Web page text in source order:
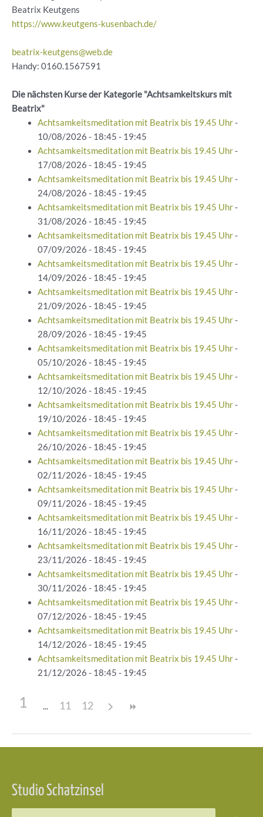
Beatrix Keutgens
https://www.keutgens-kusenbach.de/
beatrix-keutgens@web.de
Handy: 0160.1567591
Die nächsten Kurse der Kategorie "Achtsamkeitskurs mit
Beatrix"
Achtsamkeitsmeditation mit Beatrix bis 19.45 Uhr-
10/08/2026 - 18:45 - 19:45
Achtsamkeitsmeditation mit Beatrix bis 19.45 Uhr-
17/08/2026 - 18:45 - 19:45
Achtsamkeitsmeditation mit Beatrix bis 19.45 Uhr-
24/08/2026 - 18:45 - 19:45
Achtsamkeitsmeditation mit Beatrix bis 19.45 Uhr-
31/08/2026 - 18:45 - 19:45
Achtsamkeitsmeditation mit Beatrix bis 19.45 Uhr-
07/09/2026 - 18:45 - 19:45
Achtsamkeitsmeditation mit Beatrix bis 19.45 Uhr-
14/09/2026 - 18:45 - 19:45
Achtsamkeitsmeditation mit Beatrix bis 19.45 Uhr-
21/09/2026 - 18:45 - 19:45
Achtsamkeitsmeditation mit Beatrix bis 19.45 Uhr-
28/09/2026 - 18:45 - 19:45
Achtsamkeitsmeditation mit Beatrix bis 19.45 Uhr-
05/10/2026 - 18:45 - 19:45
Achtsamkeitsmeditation mit Beatrix bis 19.45 Uhr-
12/10/2026 - 18:45 - 19:45
Achtsamkeitsmeditation mit Beatrix bis 19.45 Uhr-
19/10/2026 - 18:45 - 19:45
Achtsamkeitsmeditation mit Beatrix bis 19.45 Uhr-
26/10/2026 - 18:45 - 19:45
Achtsamkeitsmeditation mit Beatrix bis 19.45 Uhr-
02/11/2026 - 18:45 - 19:45
Achtsamkeitsmeditation mit Beatrix bis 19.45 Uhr-
09/11/2026 - 18:45 - 19:45
Achtsamkeitsmeditation mit Beatrix bis 19.45 Uhr-
16/11/2026 - 18:45 - 19:45
Achtsamkeitsmeditation mit Beatrix bis 19.45 Uhr-
23/11/2026 - 18:45 - 19:45
Achtsamkeitsmeditation mit Beatrix bis 19.45 Uhr-
30/11/2026 - 18:45 - 19:45
Achtsamkeitsmeditation mit Beatrix bis 19.45 Uhr-
07/12/2026 - 18:45 - 19:45
Achtsamkeitsmeditation mit Beatrix bis 19.45 Uhr-
14/12/2026 - 18:45 - 19:45
Achtsamkeitsmeditation mit Beatrix bis 19.45 Uhr-
21/12/2026 - 18:45 - 19:45
1 11 12
Studio Schatzinsel